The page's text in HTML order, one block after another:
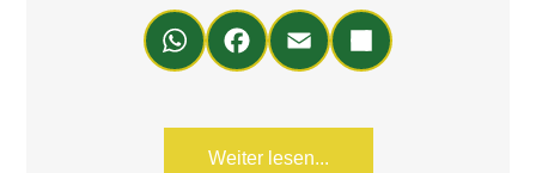
Wh
ats
Fa
ce
ok
Em
ail
Teil
en
Weiter lesen...